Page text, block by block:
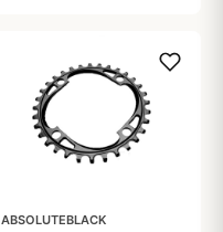
ABSOLUTEBLACK